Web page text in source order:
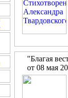
"Благая
от 08 мая